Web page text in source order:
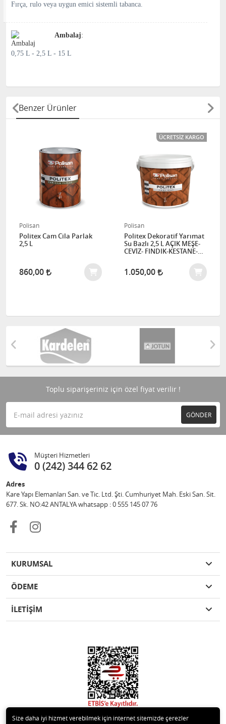
Fırça, rulo veya uygun emici sistemli tabanca.
Ambalaj:
0,75 L - 2,5 L - 15 L
Benzer Ürünler
Polisan
Politex Cam Cila Parlak
2,5 L
860,00
ÜCRETSIZ KARGO
Polisan
Politex Dekoratif Yarımat
Su Bazlı 2,5 L AÇIK MEŞE-
CEVİZ- FINDIK-KESTANE-
1.050,00
Toplu siparişeriniz için özel fiyat verilir !
GÖNDER
Müşteri Hizmetleri
0 (242) 344 62 62
Adres
Kare Yapı Elemanları San. ve Tic. Ltd. Şti. Cumhuriyet Mah. Eski San. Sit.
677. Sk. NO:42 ANTALYA whatsapp : 0 555 145 07 76
KURUMSAL
ÖDEME
İLETİŞİM
Size daha iyi hizmet verebilmek için internet sitemizde çerezler